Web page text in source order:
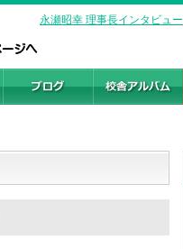
永瀬昭幸 理事長インタビュー